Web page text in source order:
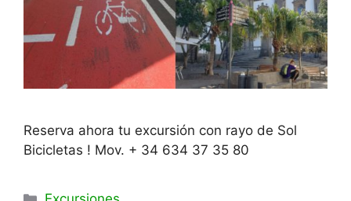
Reserva ahora tu excursión con rayo de Sol
Bicicletas ! Mov. + 34 634 37 35 80
Categorías